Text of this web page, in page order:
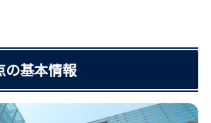
の基本情報